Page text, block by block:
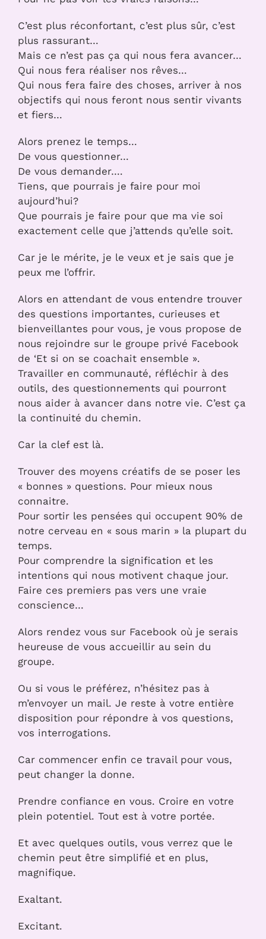
C’est plus réconfortant, c’est plus sûr, c’est
plus rassurant…
Mais ce n’est pas ça qui nous fera avancer…
Qui nous fera réaliser nos rêves…
Qui nous fera faire des choses, arriver à nos
objectifs qui nous feront nous sentir vivants
et fiers…
Alors prenez le temps…
De vous questionner…
De vous demander….
Tiens, que pourrais je faire pour moi
aujourd’hui?
Que pourrais je faire pour que ma vie soi
exactement celle que j’attends qu’elle soit.
Car je le mérite, je le veux et je sais que je
peux me l’offrir.
Alors en attendant de vous entendre trouver
des questions importantes, curieuses et
bienveillantes pour vous, je vous propose de
nous rejoindre sur le groupe privé Facebook
de ‘Et si on se coachait ensemble ».
Travailler en communauté, réfléchir à des
outils, des questionnements qui pourront
nous aider à avancer dans notre vie. C’est ça
la continuité du chemin.
Car la clef est là.
Trouver des moyens créatifs de se poser les
« bonnes » questions. Pour mieux nous
connaitre.
Pour sortir les pensées qui occupent 90% de
notre cerveau en « sous marin » la plupart du
temps.
Pour comprendre la signification et les
intentions qui nous motivent chaque jour.
Faire ces premiers pas vers une vraie
conscience…
Alors rendez vous sur Facebook où je serais
heureuse de vous accueillir au sein du
groupe.
Ou si vous le préférez, n’hésitez pas à
m’envoyer un mail. Je reste à votre entière
disposition pour répondre à vos questions,
vos interrogations.
Car commencer enfin ce travail pour vous,
peut changer la donne.
Prendre confiance en vous. Croire en votre
plein potentiel. Tout est à votre portée.
Et avec quelques outils, vous verrez que le
chemin peut être simplifié et en plus,
magnifique.
Exaltant.
Excitant.